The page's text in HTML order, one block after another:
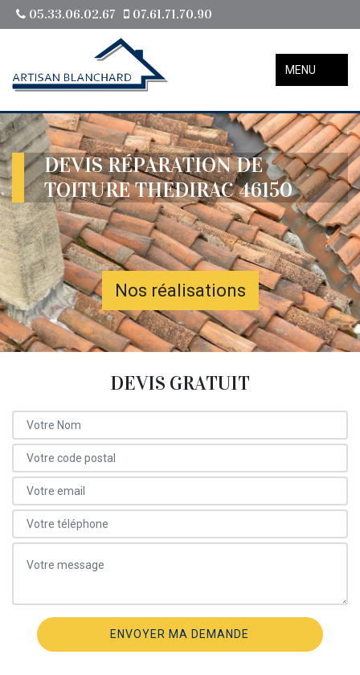
05.33.06.02.67 07.61.71.70.90
MENU
DEVIS RÉPARATION DE
TOITURE THEDIRAC 46150
Nos réalisations
DEVIS GRATUIT